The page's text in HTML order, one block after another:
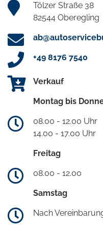
Tölzer Straße 38
82544 Oberegling
+49 8176 7540
Verkauf
Montag bis
08.00 - 12.00 Uhr
14.00 - 17.00 Uhr
Freitag
08.00 - 12.00
Samstag
Nach